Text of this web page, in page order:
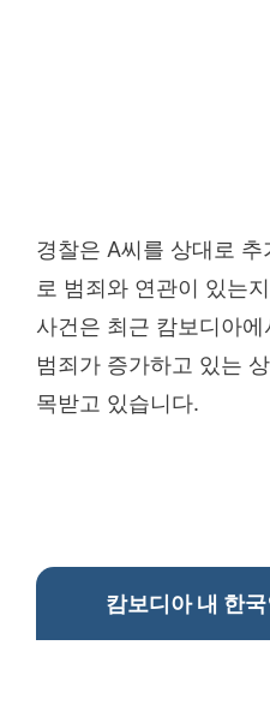
경찰은 A씨를 상대로
로 범죄와 연관이 있는
사건은 최근 캄보디아
범죄가 증가하고 있는
목받고 있습니다.
캄보디아 내 한